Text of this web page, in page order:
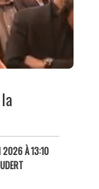
2026 À 13:10